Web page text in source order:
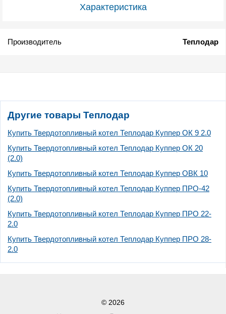
Характеристика
Производитель Теплодар
Другие товары Теплодар
Купить Твердотопливный котел Теплодар Куппер ОК 9 2.0
Купить Твердотопливный котел Теплодар Куппер ОК 20
(2.0)
Купить Твердотопливный котел Теплодар Куппер ОВК 10
Купить Твердотопливный котел Теплодар Куппер ПРО-42
(2.0)
Купить Твердотопливный котел Теплодар Куппер ПРО 22-
2.0
Купить Твердотопливный котел Теплодар Куппер ПРО 28-
2.0
© 2026